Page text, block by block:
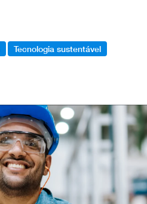
Tecnologia sustentável